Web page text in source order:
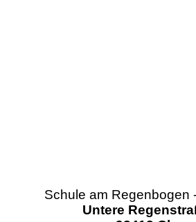
Schule am Regenbogen
Untere